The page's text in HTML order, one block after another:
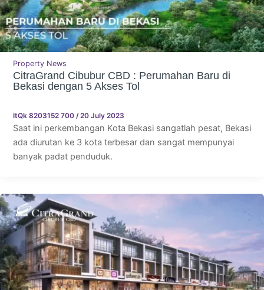
Property News
CitraGrand Cibubur CBD : Perumahan Baru di
Bekasi dengan 5 Akses Tol
ItQk 8203152 700 /20 July 2023
Saat ini perkembangan Kota Bekasi sangatlah pesat, Bekasi
ada diurutan ke 3 kota terbesar dan sangat mempunyai
banyak padat penduduk.